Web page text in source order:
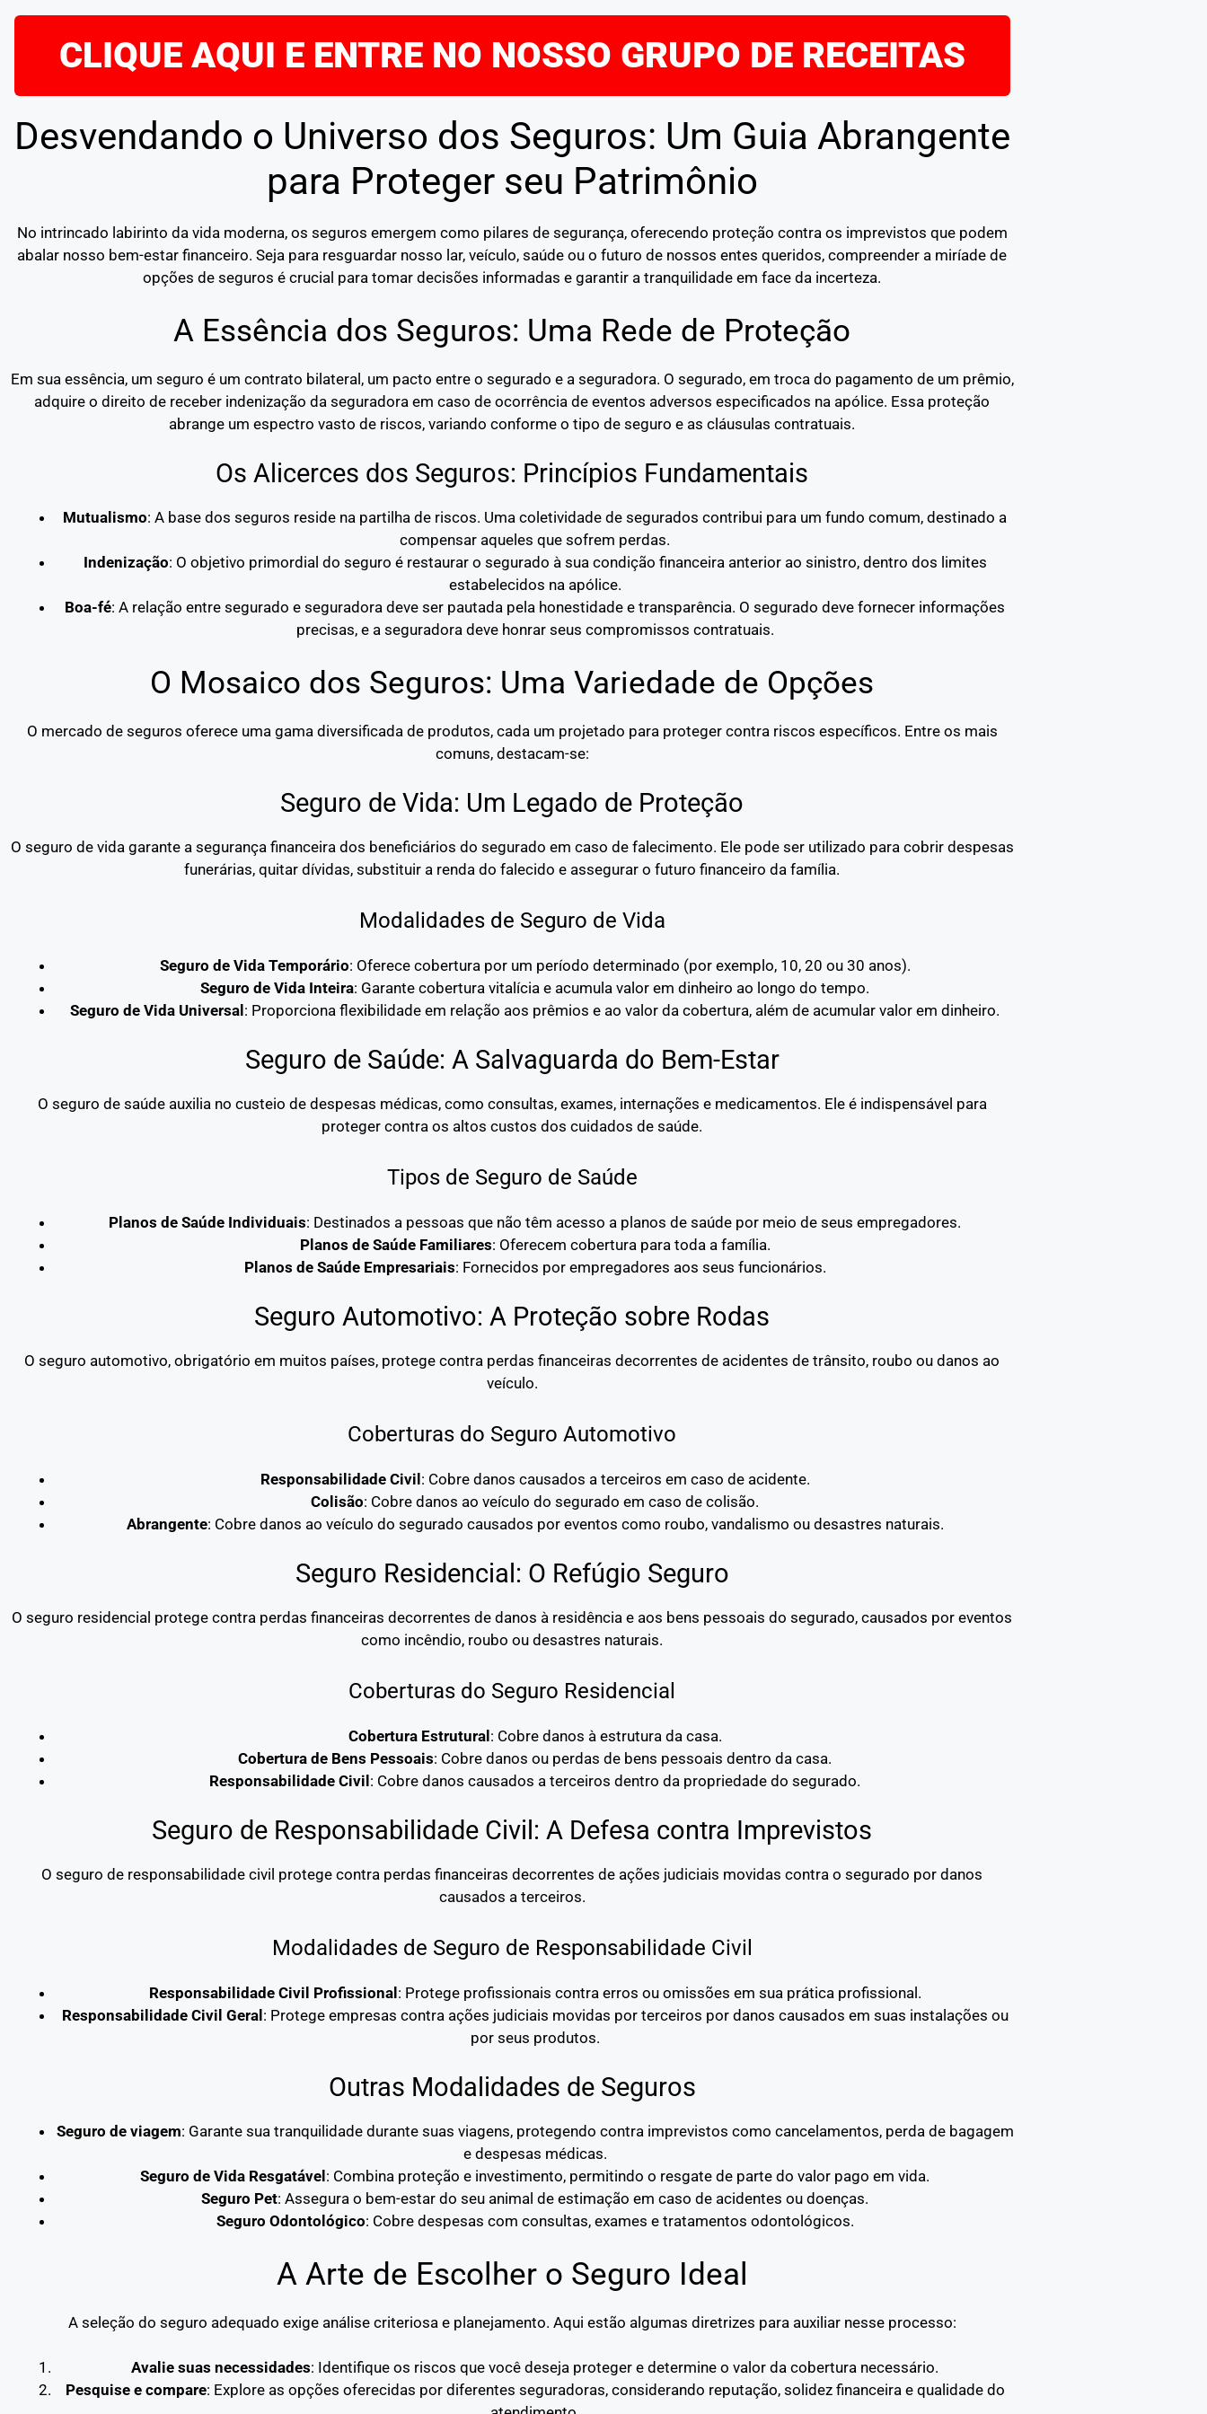
CLIQUE AQUI E ENTRE NO NOSSO GRUPO DE RECEITAS
Desvendando o Universo dos Seguros: Um Guia Abrangente
para Proteger seu Patrimônio
No intrincado labirinto da vida moderna, os seguros emergem como pilares de segurança, oferecendo proteção contra os imprevistos que podem
abalar nosso bem-estar financeiro. Seja para resguardar nosso lar, veículo, saúde ou o futuro de nossos entes queridos, compreender a miríade de
opções de seguros é crucial para tomar decisões informadas e garantir a tranquilidade em face da incerteza.
A Essência dos Seguros: Uma Rede de Proteção
Em sua essência, um seguro é um contrato bilateral, um pacto entre o segurado e a seguradora. O segurado, em troca do pagamento de um prêmio,
adquire o direito de receber indenização da seguradora em caso de ocorrência de eventos adversos especificados na apólice. Essa proteção
abrange um espectro vasto de riscos, variando conforme o tipo de seguro e as cláusulas contratuais.
Os Alicerces dos Seguros: Princípios Fundamentais
Mutualismo: A base dos seguros reside na partilha de riscos. Uma coletividade de segurados contribui para um fundo comum, destinado a
compensar aqueles que sofrem perdas.
Indenização: O objetivo primordial do seguro é restaurar o segurado à sua condição financeira anterior ao sinistro, dentro dos limites
estabelecidos na apólice.
Boa-fé: A relação entre segurado e seguradora deve ser pautada pela honestidade e transparência. O segurado deve fornecer informações
precisas, e a seguradora deve honrar seus compromissos contratuais.
O Mosaico dos Seguros: Uma Variedade de Opções
O mercado de seguros oferece uma gama diversificada de produtos, cada um projetado para proteger contra riscos específicos. Entre os mais
comuns, destacam-se:
Seguro de Vida: Um Legado de Proteção
O seguro de vida garante a segurança financeira dos beneficiários do segurado em caso de falecimento. Ele pode ser utilizado para cobrir despesas
funerárias, quitar dívidas, substituir a renda do falecido e assegurar o futuro financeiro da família.
Modalidades de Seguro de Vida
Seguro de Vida Temporário: Oferece cobertura por um período determinado (por exemplo, 10, 20 ou 30 anos).
Seguro de Vida Inteira: Garante cobertura vitalícia e acumula valor em dinheiro ao longo do tempo.
Seguro de Vida Universal: Proporciona flexibilidade em relação aos prêmios e ao valor da cobertura, além de acumular valor em dinheiro.
Seguro de Saúde: A Salvaguarda do Bem-Estar
O seguro de saúde auxilia no custeio de despesas médicas, como consultas, exames, internações e medicamentos. Ele é indispensável para
proteger contra os altos custos dos cuidados de saúde.
Tipos de Seguro de Saúde
Planos de Saúde Individuais: Destinados a pessoas que não têm acesso a planos de saúde por meio de seus empregadores.
Planos de Saúde Familiares: Oferecem cobertura para toda a família.
Planos de Saúde Empresariais: Fornecidos por empregadores aos seus funcionários.
Seguro Automotivo: A Proteção sobre Rodas
O seguro automotivo, obrigatório em muitos países, protege contra perdas financeiras decorrentes de acidentes de trânsito, roubo ou danos ao
veículo.
Coberturas do Seguro Automotivo
Responsabilidade Civil: Cobre danos causados a terceiros em caso de acidente.
Colisão: Cobre danos ao veículo do segurado em caso de colisão.
Abrangente: Cobre danos ao veículo do segurado causados por eventos como roubo, vandalismo ou desastres naturais.
Seguro Residencial: O Refúgio Seguro
O seguro residencial protege contra perdas financeiras decorrentes de danos à residência e aos bens pessoais do segurado, causados por eventos
como incêndio, roubo ou desastres naturais.
Coberturas do Seguro Residencial
Cobertura Estrutural: Cobre danos à estrutura da casa.
Cobertura de Bens Pessoais: Cobre danos ou perdas de bens pessoais dentro da casa.
Responsabilidade Civil: Cobre danos causados a terceiros dentro da propriedade do segurado.
Seguro de Responsabilidade Civil: A Defesa contra Imprevistos
O seguro de responsabilidade civil protege contra perdas financeiras decorrentes de ações judiciais movidas contra o segurado por danos
causados a terceiros.
Modalidades de Seguro de Responsabilidade Civil
Responsabilidade Civil Profissional: Protege profissionais contra erros ou omissões em sua prática profissional.
Responsabilidade Civil Geral: Protege empresas contra ações judiciais movidas por terceiros por danos causados em suas instalações ou
por seus produtos.
Outras Modalidades de Seguros
Seguro de viagem: Garante sua tranquilidade durante suas viagens, protegendo contra imprevistos como cancelamentos, perda de bagagem
e despesas médicas.
Seguro de Vida Resgatável : Combina proteção e investimento, permitindo o resgate de parte do valor pago em vida.
Seguro Pet: Assegura o bem-estar do seu animal de estimação em caso de acidentes ou doenças.
Seguro Odontológico: Cobre despesas com consultas, exames e tratamentos odontológicos.
A Arte de Escolher o Seguro Ideal
A seleção do seguro adequado exige análise criteriosa e planejamento. Aqui estão algumas diretrizes para auxiliar nesse processo:
Avalie suas necessidades: Identifique os riscos que você deseja proteger e determine o valor da cobertura necessário.
Pesquise e compare: Explore as opções oferecidas por diferentes seguradoras, considerando reputação, solidez financeira e qualidade do